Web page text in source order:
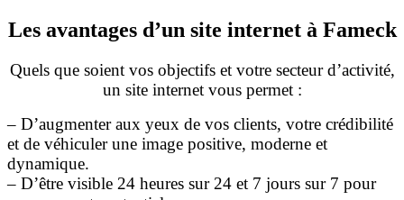
Les avantages d’un site internet à Fameck
Quels que soient vos objectifs et votre secteur d’activité,
un site internet vous permet :
– D’augmenter aux yeux de vos clients, votre crédibilité
et de véhiculer une image positive, moderne et
dynamique.
– D’être visible 24 heures sur 24 et 7 jours sur 7 pour